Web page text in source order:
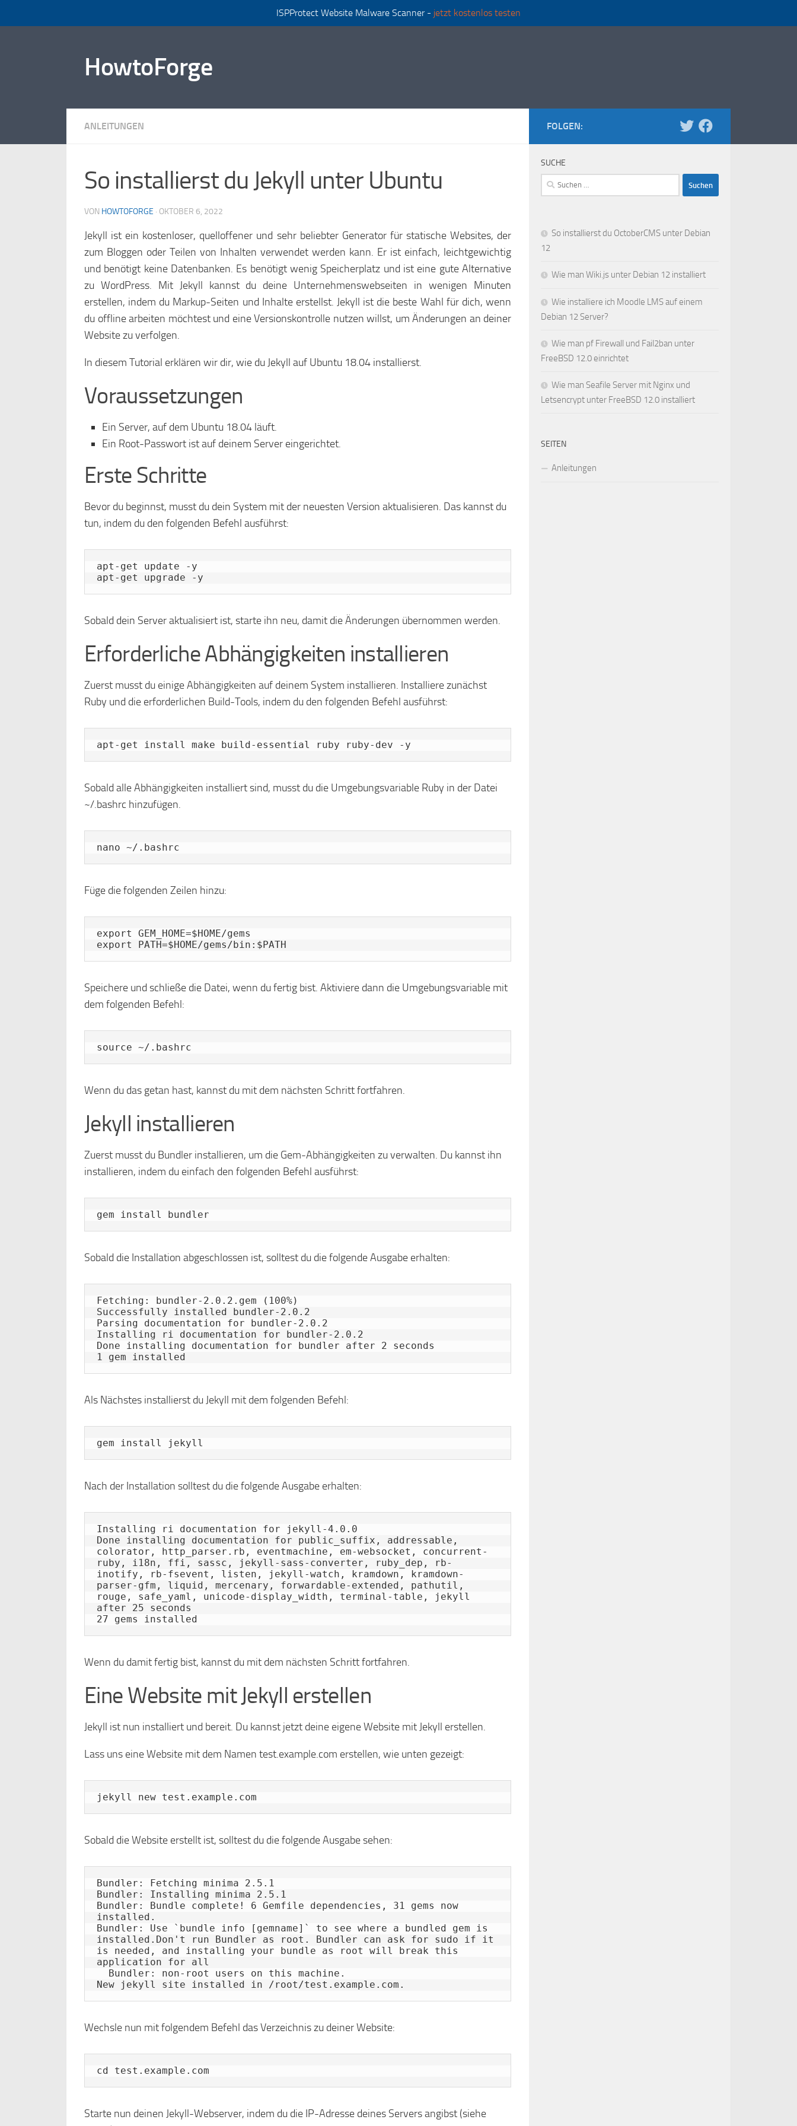
ISPProtect Website Malware Scanner - jetzt kostenlos testen
HowtoForge
ANLEITUNGEN
So installierst du Jekyll unter Ubuntu
VON HOWTOFORGE · OKTOBER 6, 2022
Jekyll ist ein kostenloser, quelloffener und sehr beliebter Generator für statische Websites, der
zum Bloggen oder Teilen von Inhalten verwendet werden kann. Er ist einfach, leichtgewichtig
und benötigt keine Datenbanken. Es benötigt wenig Speicherplatz und ist eine gute Alternative
zu WordPress. Mit Jekyll kannst du deine Unternehmenswebseiten in wenigen Minuten
erstellen, indem du Markup-Seiten und Inhalte erstellst. Jekyll ist die beste Wahl für dich, wenn
du offline arbeiten möchtest und eine Versionskontrolle nutzen willst, um Änderungen an deiner
Website zu verfolgen.
In diesem Tutorial erklären wir dir, wie du Jekyll auf Ubuntu 18.04 installierst.
Voraussetzungen
Ein Server, auf dem Ubuntu 18.04 läuft.
Ein Root-Passwort ist auf deinem Server eingerichtet.
Erste Schritte
Bevor du beginnst, musst du dein System mit der neuesten Version aktualisieren. Das kannst du
tun, indem du den folgenden Befehl ausführst:
apt-get update -y
apt-get upgrade -y
Sobald dein Server aktualisiert ist, starte ihn neu, damit die Änderungen übernommen werden.
Erforderliche Abhängigkeiten installieren
Zuerst musst du einige Abhängigkeiten auf deinem System installieren. Installiere zunächst
Ruby und die erforderlichen Build-Tools, indem du den folgenden Befehl ausführst:
apt-get install make build-essential ruby ruby-dev -y
Sobald alle Abhängigkeiten installiert sind, musst du die Umgebungsvariable Ruby in der Datei
~/.bashrc hinzufügen.
nano ~/.bashrc
Füge die folgenden Zeilen hinzu:
export GEM_HOME=$HOME/gems
Speichere und schließe die Datei, wenn du fertig bist. Aktiviere dann die Umgebungsvariable mit
dem folgenden Befehl:
source ~/.bashrc
Wenn du das getan hast, kannst du mit dem nächsten Schritt fortfahren.
Jekyll installieren
Zuerst musst du Bundler installieren, um die Gem-Abhängigkeiten zu verwalten. Du kannst ihn
installieren, indem du einfach den folgenden Befehl ausführst:
gem install bundler
Sobald die Installation abgeschlossen ist, solltest du die folgende Ausgabe erhalten:
Fetching: bundler-2.0.2.gem (100%)
Successfully installed bundler-2.0.2
Parsing documentation for bundler-2.0.2
Installing ri documentation for bundler-2.0.2
Done installing documentation for bundler after 2 seconds
Als Nächstes installierst du Jekyll mit dem folgenden Befehl:
gem install jekyll
Nach der Installation solltest du die folgende Ausgabe erhalten:
Installing ri documentation for jekyll-4.0.0
Done installing documentation for public_suffix, addressable,
colorator, http_parser.rb, eventmachine, em-websocket, concurrent-
ruby, i18n, ffi, sassc, jekyll-sass-converter, ruby_dep, rb-
inotify, rb-fsevent, listen, jekyll-watch, kramdown, kramdown-
parser-gfm, liquid, mercenary, forwardable-extended, pathutil,
rouge, safe_yaml, unicode-display_width, terminal-table, jekyll
after 25 seconds
Wenn du damit fertig bist, kannst du mit dem nächsten Schritt fortfahren.
Eine Website mit Jekyll erstellen
Jekyll ist nun installiert und bereit. Du kannst jetzt deine eigene Website mit Jekyll erstellen.
Lass uns eine Website mit dem Namen test.example.com erstellen, wie unten gezeigt:
jekyll new test.example.com
Sobald die Website erstellt ist, solltest du die folgende Ausgabe sehen:
Bundler: Fetching minima 2.5.1
Bundler: Installing minima 2.5.1
Bundler: Bundle complete! 6 Gemfile dependencies, 31 gems now
installed.
Bundler: Use `bundle info [gemname]` to see where a bundled gem is
installed.Don't run Bundler as root. Bundler can ask for sudo if it
is needed, and installing your bundle as root will break this
application for all
Wechsle nun mit folgendem Befehl das Verzeichnis zu deiner Website:
cd test.example.com
Starte nun deinen Jekyll-Webserver, indem du die IP-Adresse deines Servers angibst (siehe
FOLGEN:
SUCHE
Suchen
nach:
So installierst du OctoberCMS unter Debian
12
Wie man Wiki.js unter Debian 12 installiert
Wie installiere ich Moodle LMS auf einem
Debian 12 Server?
Wie man pf Firewall und Fail2ban unter
FreeBSD 12.0 einrichtet
Wie man Seafile Server mit Nginx und
Letsencrypt unter FreeBSD 12.0 installiert
SEITEN
Anleitungen